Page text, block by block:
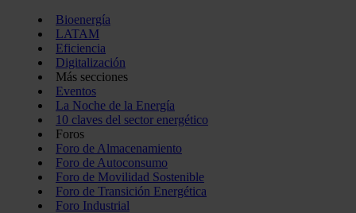
Bioenergía
LATAM
Eficiencia
Digitalización
Más secciones
Eventos
La Noche de la Energía
10 claves del sector energético
Foros
Foro de Almacenamiento
Foro de Autoconsumo
Foro de Movilidad Sostenible
Foro de Transición Energética
Foro Industrial